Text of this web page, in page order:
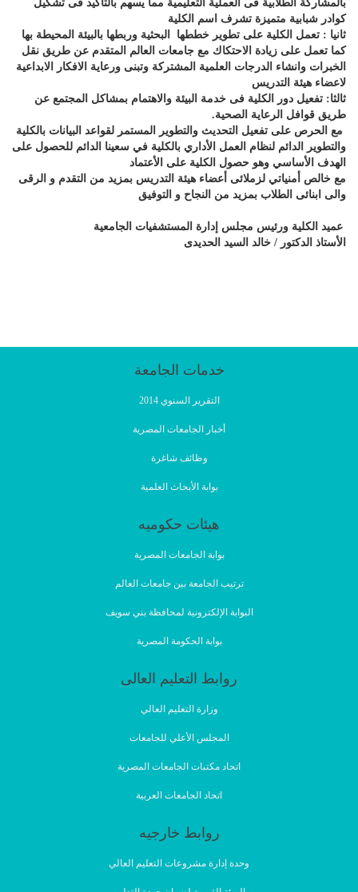
بالمشاركة الطلابية فى العملية التعليمية مما يسهم بالتاكيد فى تشكيل
كوادر شبابية متميزة تشرف اسم الكلية
ثانيا : تعمل الكلية على تطوير خططها البحثية وربطها بالبيئة المحيطة بها
كما تعمل على زيادة الاحتكاك مع جامعات العالم المتقدم عن طريق نقل
الخبرات وانشاء الدرجات العلمية المشتركة وتبنى ورعاية الافكار الابداعية
لاعضاء هيئة التدريس
ثالثا: تفعيل دور الكلية فى خدمة البيئة والاهتمام بمشاكل المجتمع عن
طريق قوافل الرعاية الصحية.
مع الحرص على تفعيل التحديث والتطوير المستمر لقواعد البيانات بالكلية
والتطوير الدائم لنظام العمل الأداري بالكلية في سعينا الدائم للحصول على
الهدف الأساسي وهو حصول الكلية على الأعتماد
مع خالص أمنياتي لزملائى أعضاء هيئة التدريس بمزيد من التقدم و الرقى
والى ابنائى الطلاب بمزيد من النجاح و التوفيق
عميد الكلية ورئيس مجلس إدارة المستشفيات الجامعية
الأستاذ الدكتور / خالد السيد الحديدى
خدمات الجامعة
التقرير السنوي 2014
أخبار الجامعات المصرية
وظائف شاغرة
بوابة الأبحاث العلمية
هيئات حكوميه
بوابة الجامعات المصرية
ترتيب الجامعة بين جامعات العالم
البوابة الإلكترونية لمحافظة بني سويف
بوابة الحكومة المصرية
روابط التعليم العالى
وزارة التعليم العالي
المجلس الأعلي للجامعات
اتحاد مكتبات الجامعات المصرية
اتحاد الجامعات العربية
روابط خارجيه
وحدة إدارة مشروعات التعليم العالي